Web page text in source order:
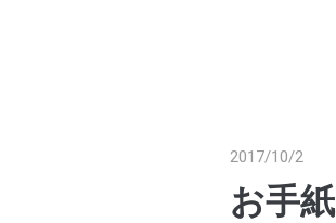
2017/10/2
お手紙